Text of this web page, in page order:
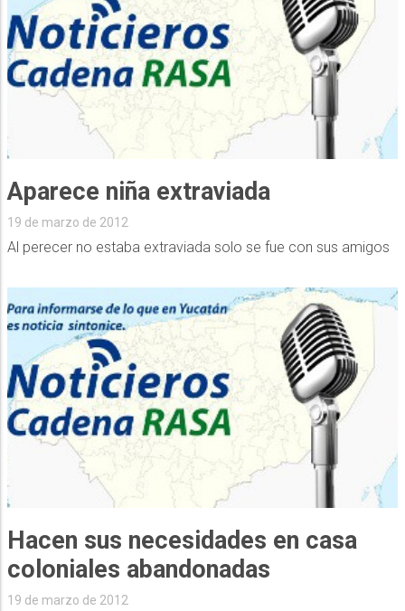
Aparece niña extraviada
19 de marzo de 2012
Al perecer no estaba extraviada solo se fue con sus amigos
Hacen sus necesidades en casa
coloniales abandonadas
19 de marzo de 2012